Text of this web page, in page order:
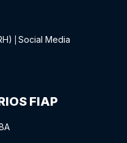
Social Media
FIAP